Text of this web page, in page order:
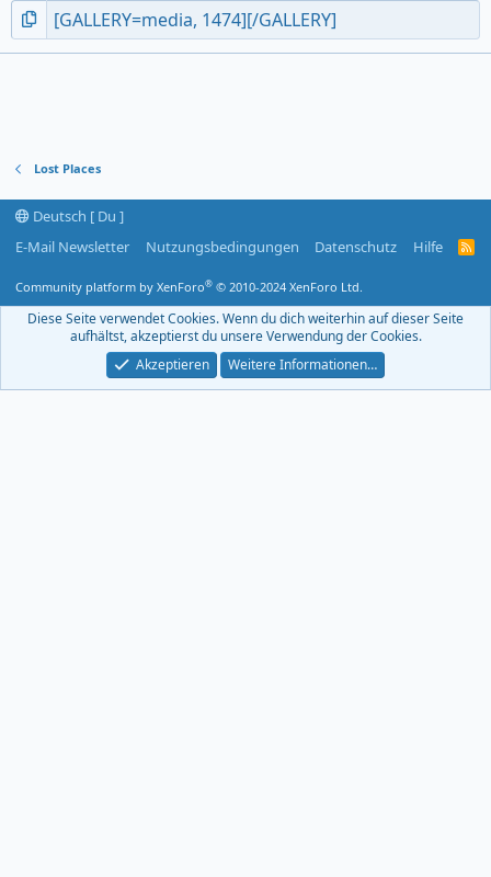
Lost Places
Deutsch [ Du ]
E-Mail Newsletter
Nutzungsbedingungen Datenschutz Hilfe
R
F
Community platform by XenForo® © 2010-2024 XenForo Ltd.
Diese Seite verwendet Cookies. Wenn du dich weiterhin auf dieser Seite
aufhältst, akzeptierst du unsere Verwendung der Cookies.
Akzeptieren
Weitere Informationen…